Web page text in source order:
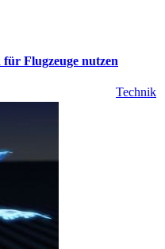
Flugzeuge nutzen
Technik